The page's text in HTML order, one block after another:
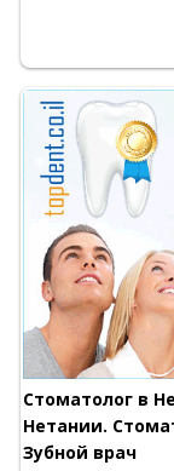
Стоматолог в
Нетании.
Зубной врач